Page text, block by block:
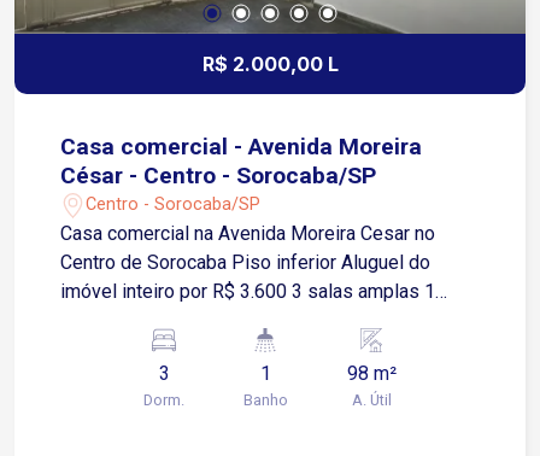
R$ 2.000,00 L
Casa comercial - Avenida Moreira
César - Centro - Sorocaba/SP
Centro - Sorocaba/SP
Casa comercial na Avenida Moreira Cesar no
Centro de Sorocaba Piso inferior Aluguel do
imóvel inteiro por R$ 3.600 3 salas amplas 1
prestação de serviços 1 minuto da Avenida
General Carneiro principal corredor comercial e
de serviços 2 minutos da Avenida Afonso
3
Dorm.
1
Banho
98 m²
A. Útil